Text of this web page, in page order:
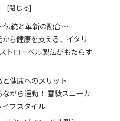
伝統と革新の融合～
ら健康を支える、イタリ
トローベル製法がもたらす
健康へのメリット
がら運動！ 雪駄スニーカ
フスタイル